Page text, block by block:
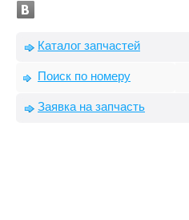
Каталог запчастей
Поиск по номеру
Заявка на запчасть